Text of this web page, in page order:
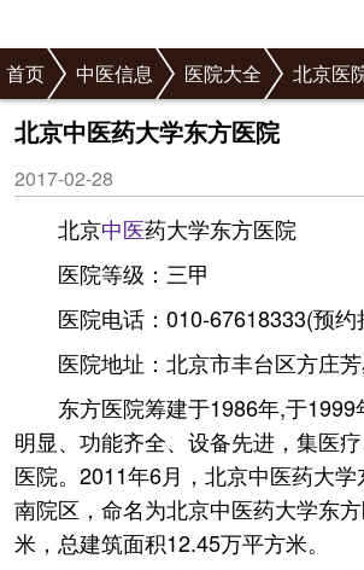
首页 中医信息 医院大全 北京医
北京中医药大学东方医院
2017-02-28
北京中医药大学东方医院
医院等级：三甲
医院电话：010-67618333(预
医院地址：北京市丰台区方庄
东方医院筹建于1986年,于
明显、功能齐全、设备先进，集医
医院。2011年6月，北京中医药大
南院区，命名为北京中医药大学东
米，总建筑面积12.45万平方米。